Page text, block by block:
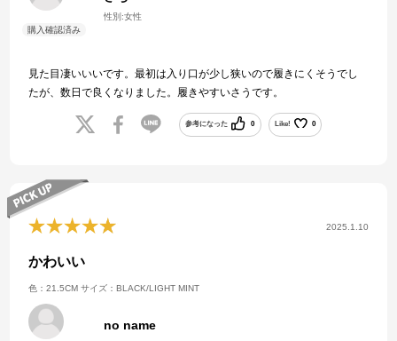
性別:女性
見た目凄いいいです。最初は入り口が少し狭いので履きにくそうでし
たが、数日で良くなりました。履きやすいさうです。
参考になった 0 Like! 0
2025.1.10
かわいい
色：21.5CM サイズ：BLACK/LIGHT MINT
no name